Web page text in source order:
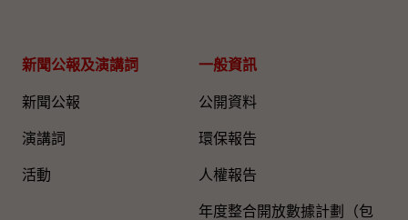
新聞公報及演講詞
新聞公報
演講詞
活動
一般資訊​
公開資料
環保報告
人權報告
年度整合開放數據計劃（包